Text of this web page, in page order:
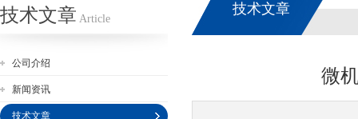
技术文章 Article
公司介绍
新闻资讯
技术文章
技术文章
微